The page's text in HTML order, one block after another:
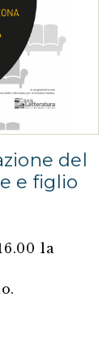
e figlio
la